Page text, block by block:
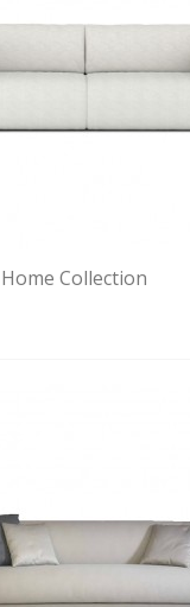
Collection